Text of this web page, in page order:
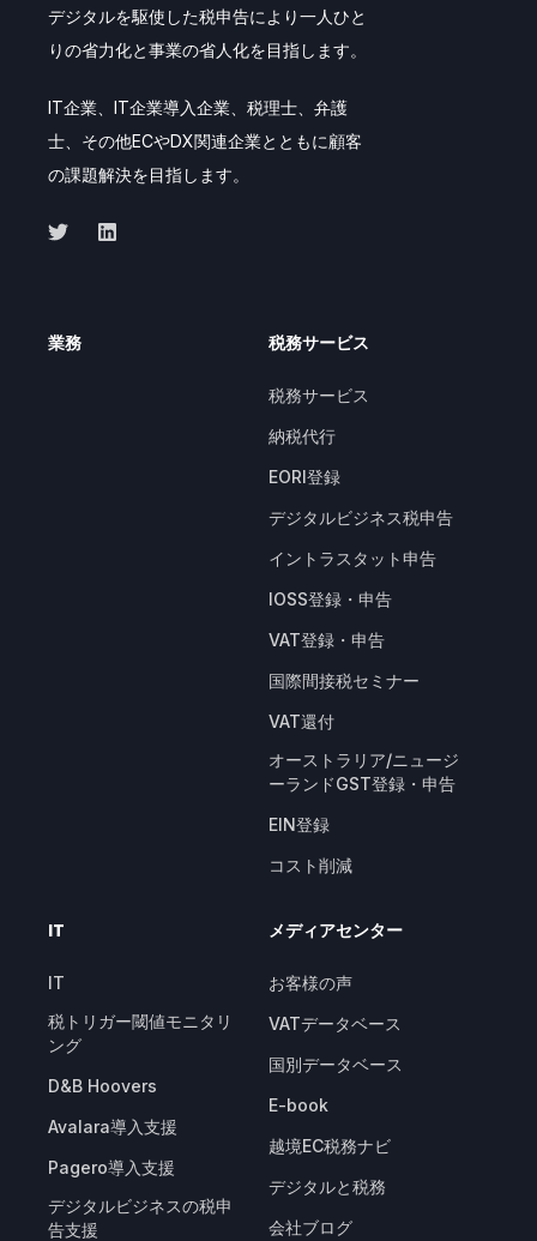
デジタルを駆使した税申告により一人ひと
りの省力化と事業の省人化を目指します。
IT企業、IT企業導入企業、税理士、弁護
士、その他ECやDX関連企業とともに顧客
の課題解決を目指します。
業務 税務サービス
税務サービス
納税代行
EORI登録
デジタルビジネス税申告
イントラスタット申告
IOSS登録・申告
VAT登録・申告
国際間接税セミナー
VAT還付
オーストラリア/ニュージ
ーランドGST登録・申告
EIN登録
コスト削減
IT
IT
税トリガー閾値モニタリ
ング
D&B Hoovers
Avalara導入支援
Pagero導入支援
デジタルビジネスの税申
告支援
メディアセンター
お客様の声
VATデータベース
国別データベース
E-book
越境EC税務ナビ
デジタルと税務
会社ブログ